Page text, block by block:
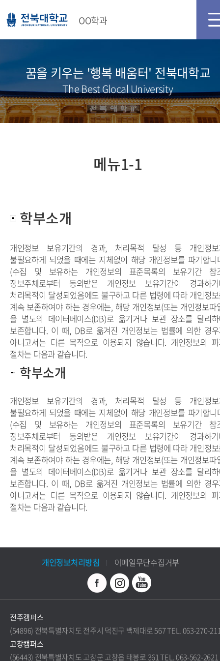
OO학과
꿈을 키우는 '행복 배움터' 전북대학교
The Best Glocal University
메뉴1-1
학부소개
개인정보 보유기간의 경과, 처리목적 달성 등 개인정보
불필요하게 되었을 때에는 지체없이 해당 개인정보를 파기합니
(수집 및 보유하는 개인정보의 표준목록의 보유기간 참
정보주체로부터 동의받은 개인정보 보유기간이 경과하거
처리목적이 달성되었음에도 불구하고 다른 법령에 따라 개인정
계속 보존하여야 하는 경우에는, 해당 개인정보(또는 개인정보파
을 별도의 데이터베이스(DB)로 옮기거나 보관 장소를 달리
보존합니다. 이 때, DB로 옮겨진 개인정보는 법률에 의한 경
아니고서는 다른 목적으로 이용되지 않습니다. 개인정보의
절차는 다음과 같습니다.
학부소개
개인정보 보유기간의 경과, 처리목적 달성 등 개인정보
불필요하게 되었을 때에는 지체없이 해당 개인정보를 파기합니
(수집 및 보유하는 개인정보의 표준목록의 보유기간 참
정보주체로부터 동의받은 개인정보 보유기간이 경과하거
처리목적이 달성되었음에도 불구하고 다른 법령에 따라 개인정
계속 보존하여야 하는 경우에는, 해당 개인정보(또는 개인정보파
을 별도의 데이터베이스(DB)로 옮기거나 보관 장소를 달리
보존합니다. 이 때, DB로 옮겨진 개인정보는 법률에 의한 경
아니고서는 다른 목적으로 이용되지 않습니다. 개인정보의
절차는 다음과 같습니다.
개인정보처리방침 이메일무단수집거부
전주캠퍼스
(54896) 전북특별자치도 전주시 덕진구 백제대로 567 TEL. 063-270-
고창캠퍼스
(56443) 전북특별자치도 고창군 고창읍 태봉로 361 TEL. 063-562-2621